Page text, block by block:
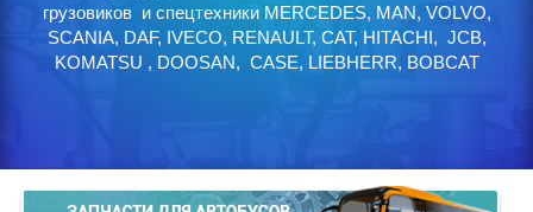
грузовиков и спецтехники MERCEDES, MAN, VOLVO,
SCANIA, DAF, IVECO, RENAULT, CAT, HITACHI, JCB,
KOMATSU , DOOSAN, CASE, LIEBHERR, BOBCAT